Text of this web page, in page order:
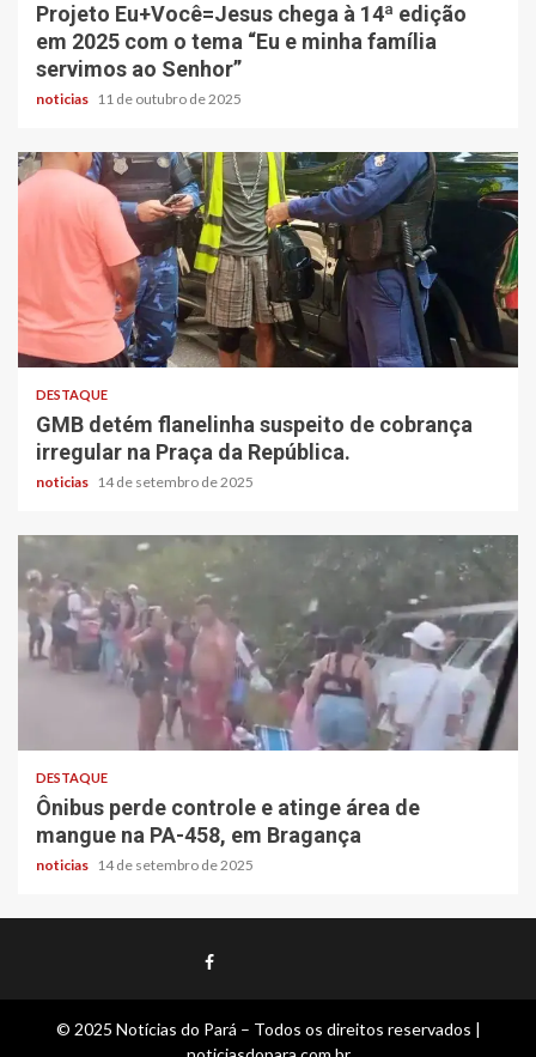
Projeto Eu+Você=Jesus chega à 14ª edição
em 2025 com o tema “Eu e minha família
servimos ao Senhor”
noticias 11 de outubro de 2025
DESTAQUE
GMB detém flanelinha suspeito de cobrança
irregular na Praça da República.
noticias 14 de setembro de 2025
DESTAQUE
Ônibus perde controle e atinge área de
mangue na PA-458, em Bragança
noticias 14 de setembro de 2025
Facebook